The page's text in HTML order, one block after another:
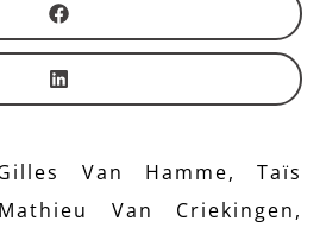
Van Hamme, Taïs
Van Criekingen,